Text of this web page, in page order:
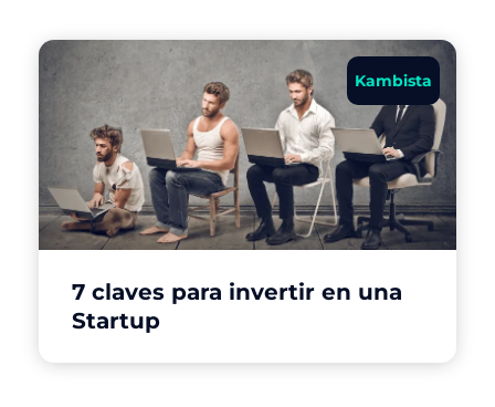
Kambista
7 claves para invertir en una
Startup